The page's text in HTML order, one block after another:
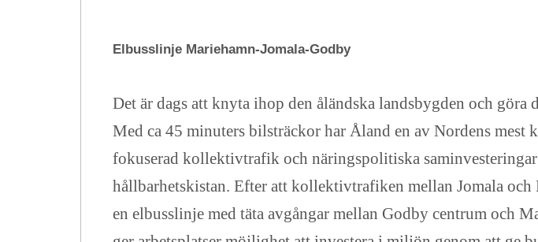
Elbusslinje Mariehamn-Jomala-Godby
Det är dags att knyta ihop den åländska landsbygden och
Med ca 45 minuters bilsträckor har Åland en av Nordens
fokuserad kollektivtrafik och näringspolitiska
hållbarhetskistan. Efter att kollektivtrafiken mellan Jomala
en elbusslinje med täta avgångar mellan Godby centrum och